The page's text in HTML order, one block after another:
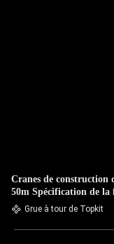
Cranes de construction
50m Spécification de la
Grue à tour de Topkit